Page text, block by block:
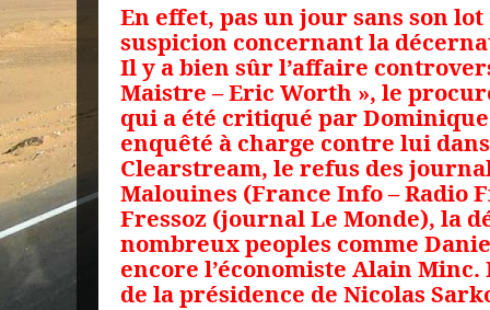
En effet, pas un jour sans son
suspicion concernant la
Il y a bien sûr l’affaire
Maistre – Eric Worth », le
qui a été critiqué par
enquêté à charge contre lui
Clearstream, le refus des
Malouines (France Info – Radio
Fressoz (journal Le Monde), la
nombreux peoples comme
encore l’économiste Alain Minc.
de la présidence de Nicolas